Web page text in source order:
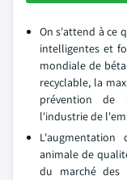
On s'attend à ce
intelligentes et
mondiale de
recyclable, la
prévention de
l'industrie de
animale de
du marché des